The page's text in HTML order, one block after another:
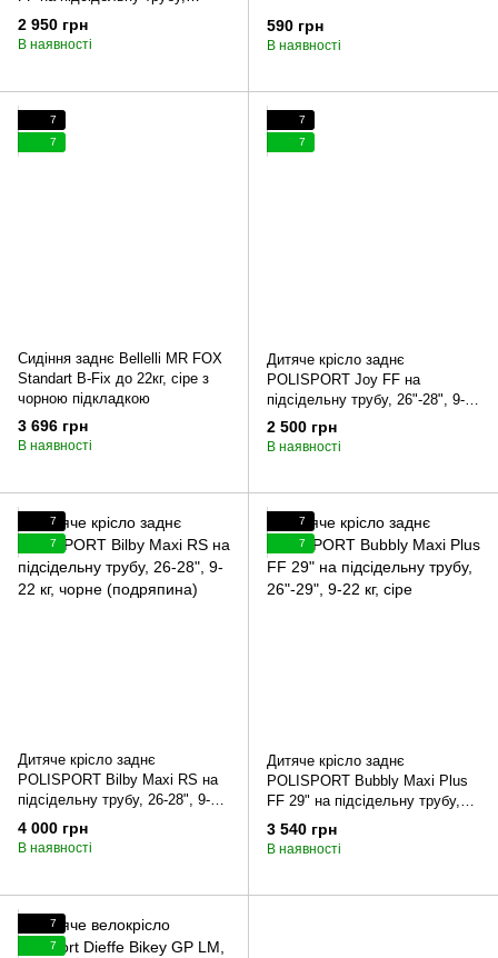
26"-28", 9-15 кг, чорне
2 950 грн
В наявності
590 грн
В наявності
7
7
Сидіння заднє Bellelli MR FOX
Standart B-Fix до 22кг, сіре з
чорною підкладкою
3 696 грн
В наявності
7
7
Дитяче крісло заднє
POLISPORT Joy FF на
підсідельну трубу, 26"-28", 9-22
кг, темно-синє (подряпина)
2 500 грн
В наявності
7
7
Дитяче крісло заднє
POLISPORT Bilby Maxi RS на
підсідельну трубу, 26-28", 9-22
кг, чорне (подряпина)
4 000 грн
В наявності
7
7
Дитяче крісло заднє
POLISPORT Bubbly Maxi Plus
FF 29" на підсідельну трубу,
26"-29", 9-22 кг, сіре
3 540 грн
В наявності
7
7